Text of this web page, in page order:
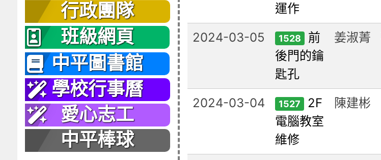
運作
2024-03-05 1528
前
後門的鑰
匙孔
姜淑菁
2024-03-04 1527
2F
電腦教室
維修
陳建彬
行政團隊
班級網頁
中平圖書館
學校行事曆
愛心志工
中平棒球